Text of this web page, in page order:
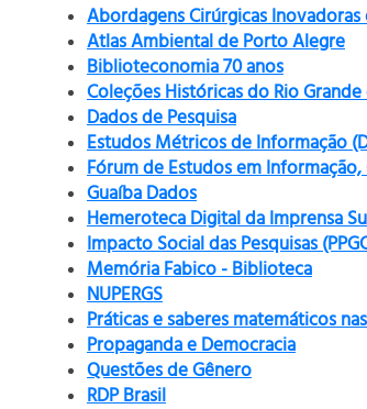
Abordagens Cirúrgicas Inovadoras
Atlas Ambiental de Porto Alegre
Biblioteconomia 70 anos
Coleções Históricas do Rio
Dados de Pesquisa
Estudos Métricos de Informação
Fórum de Estudos em
Guaíba Dados
Hemeroteca Digital da Imprensa
Impacto Social das Pesquisas
Memória Fabico - Biblioteca
NUPERGS
Práticas e saberes matemáticos
Propaganda e Democracia
Questões de Gênero
RDP Brasil